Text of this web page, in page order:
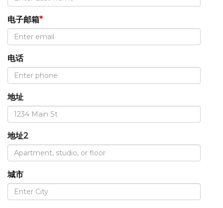
电子邮箱*
电话
地址
地址2
城市